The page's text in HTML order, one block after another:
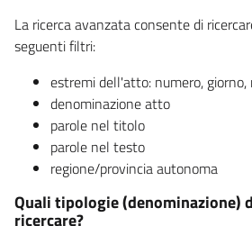
La ricerca avanzata consente di
seguenti filtri:
estremi dell'atto: numero, giorno,
denominazione atto
parole nel titolo
parole nel testo
regione/provincia autonoma
Quali tipologie (denominazione)
ricercare?